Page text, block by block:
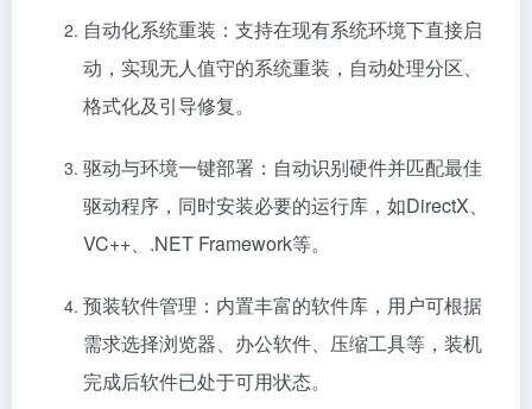
自动化系统重装：支持在现有系统环境下直接启
动，实现无人值守的系统重装，自动处理分区、
格式化及引导修复。
驱动与环境一键部署：自动识别硬件并匹配最佳
驱动程序，同时安装必要的运行库，如DirectX、
VC++、.NET Framework等。
预装软件管理：内置丰富的软件库，用户可根据
需求选择浏览器、办公软件、压缩工具等，装机
完成后软件已处于可用状态。